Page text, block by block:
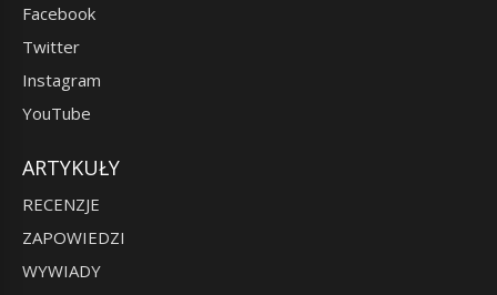
Facebook
Twitter
Instagram
YouTube
ARTYKUŁY
RECENZJE
ZAPOWIEDZI
WYWIADY